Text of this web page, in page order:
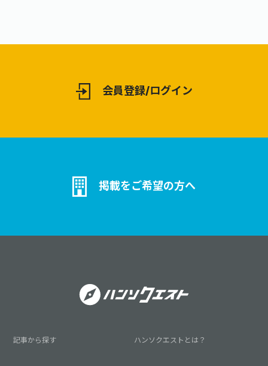
会員登録/ログイン
掲載をご希望の方へ
記事から探す ハンソクエストとは？